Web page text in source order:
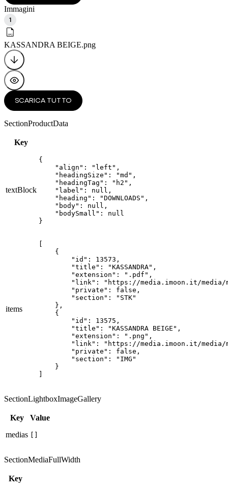
Immagini
1
KASSANDRA BEIGE.png
SCARICA TUTTO
SectionProductData
Key
textBlock
{
    "align": "left",
    "headingSize": "md",
    "headingTag": "h2",
    "label": null,
    "heading": "DOWNLOADS",
    "body": null,
    "bodySmall": null
}
items
[
    {
        "id": 13573,
        "title": "KASSANDRA",
        "extension": ".pdf",
"link": "https://media.imoon.it/
        "private": false,
        "section": "STK"
    },
    {
        "id": 13575,
        "title": "KASSANDRA BEIGE",
        "extension": ".png",
"link": "https://media.imoon.it/
        "private": false,
        "section": "IMG"
    }
]
SectionLightboxImageGallery
Key
Value
medias []
SectionMediaFullWidth
Key